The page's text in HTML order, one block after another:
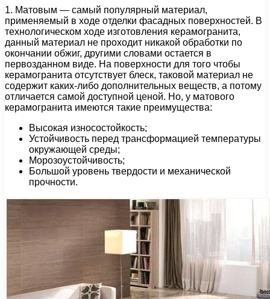
1. Матовым — самый популярный материал,
применяемый в ходе отделки фасадных поверхностей. В
технологическом ходе изготовления керамогранита,
данный материал не проходит никакой обработки по
окончании обжиг, другими словами остается в
первозданном виде. На поверхности для того чтобы
керамогранита отсутствует блеск, таковой материал не
содержит каких-либо дополнительных веществ, а потому
отличается самой доступной ценой. Но, у матового
керамогранита имеются такие преимущества:
Высокая износостойкость;
Устойчивость перед трансформацией температуры
окружающей среды;
Морозоустойчивость;
Большой уровень твердости и механической
прочности.